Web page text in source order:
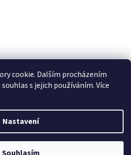
cookie. Dalším procházením
s jejich používáním. Více
Nastavení
Vytvořil Shoptet